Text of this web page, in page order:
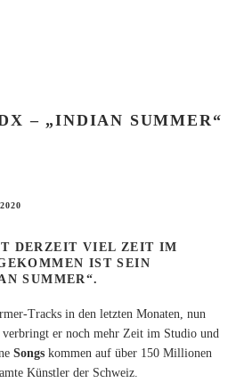
– „INDIAN SUMMER“
DERZEIT VIEL ZEIT IM
IST SEIN
SUMMER“.
Tracks in den letzten Monaten, nun
er noch mehr Zeit im Studio und
Songs kommen auf über 150 Millionen
Künstler der Schweiz.